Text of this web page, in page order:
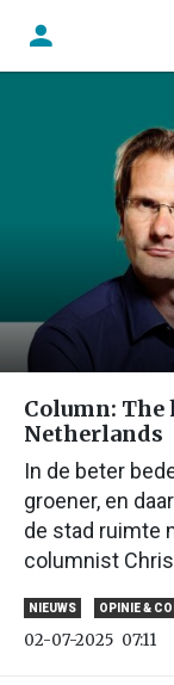
Column:
Netherlands
In de beter
groener, en
de stad ruimte
columnist
NIEUWS OPINIE &
02-07-2025 07:11